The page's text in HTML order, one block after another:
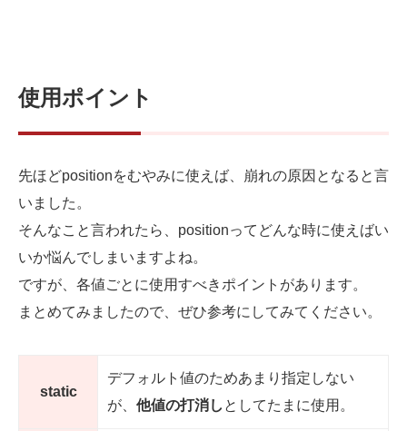
使用ポイント
先ほどpositionをむやみに使えば、崩れの原因となると言
いました。
そんなこと言われたら、positionってどんな時に使えばい
いか悩んでしまいますよね。
ですが、各値ごとに使用すべきポイントがあります。
まとめてみましたので、ぜひ参考にしてみてください。
static
デフォルト値のためあまり指定しない
が、 他値の打消し としてたまに使用。